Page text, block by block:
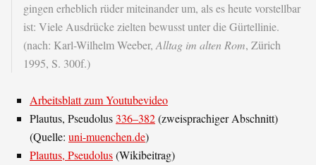
gingen erheblich rüder miteinander um, als es heute vorstellbar
ist: Viele Ausdrücke zielten bewusst unter die Gürtellinie.
(nach: Karl-Wilhelm Weeber,Alltag im alten Rom, Zürich
1995, S. 300f.)
Arbeitsblatt zum Youtubevideo
Plautus, Pseudolus336–382(zweisprachiger Abschnitt)
(Quelle: uni-muenchen.de)
Plautus, Pseudolus(Wikibeitrag)